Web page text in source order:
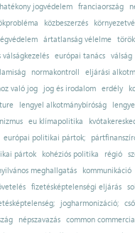
hatékony jogvédelem franciaország
közbeszerzés
ártatlanság vélelme
válságkezelés európai tanács válság
normakontroll
eljárási
való jog jog és irodalom erdély
lengyel alkotmánybíróság
eu klímapolitika
európai politikai pártok;
pártok kohéziós politika régió
meghallgatás
kommunikáció
fizetésképtelenségi eljárás
jogharmonizáció;
népszavazás common